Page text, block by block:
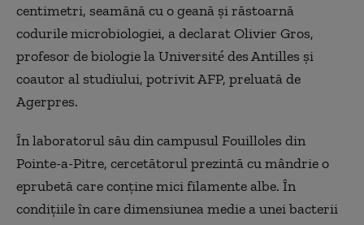
centimetri, seamănă cu o geană şi răstoarnă
codurile microbiologiei, a declarat Olivier Gros,
profesor de biologie la Université des Antilles şi
coautor al studiului, potrivit AFP, preluată de
Agerpres.
În laboratorul său din campusul Fouilloles din
Pointe-a-Pitre, cercetătorul prezintă cu mândrie o
eprubetă care conţine mici filamente albe. În
condiţiile în care dimensiunea medie a unei bacterii